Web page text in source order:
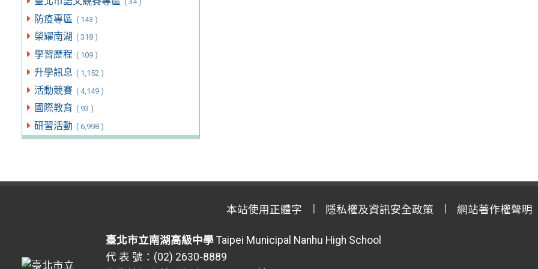
防疫專區 ( 143 )
榮耀南湖 ( 318 )
學習歷程 ( 109 )
升學訊息 ( 1,152 )
活動競賽 ( 4,149 )
國際教育 ( 93 )
研習活動 ( 6,998 )
本站使用正體字 隱私權及資訊安全政策 網站著作權聲明
臺北市立南湖高級中學 Taipei Municipal Nanhu High School
代 表 號：(02) 2630-8889